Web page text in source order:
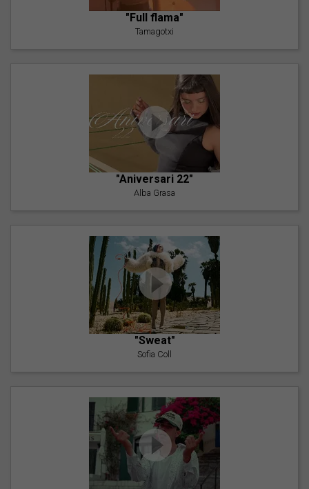
"Full flama"
Tamagotxi
"Aniversari 22"
Alba Grasa
"Sweat"
Sofia Coll